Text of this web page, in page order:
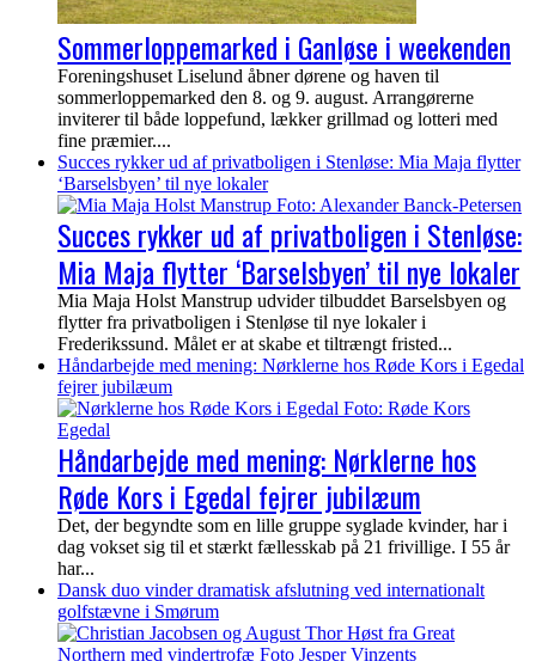
Sommerloppemarked i Ganløse i weekenden
Foreningshuset Liselund åbner dørene og haven til
sommerloppemarked den 8. og 9. august. Arrangørerne
inviterer til både loppefund, lækker grillmad og lotteri med
fine præmier....
Succes rykker ud af privatboligen i Stenløse: Mia Maja flytter
‘Barselsbyen’ til nye lokaler
Succes rykker ud af privatboligen i Stenløse:
Mia Maja flytter ‘Barselsbyen’ til nye lokaler
Mia Maja Holst Manstrup udvider tilbuddet Barselsbyen og
flytter fra privatboligen i Stenløse til nye lokaler i
Frederikssund. Målet er at skabe et tiltrængt fristed...
Håndarbejde med mening: Nørklerne hos Røde Kors i Egedal
fejrer jubilæum
Håndarbejde med mening: Nørklerne hos
Røde Kors i Egedal fejrer jubilæum
Det, der begyndte som en lille gruppe syglade kvinder, har i
dag vokset sig til et stærkt fællesskab på 21 frivillige. I 55 år
har...
Dansk duo vinder dramatisk afslutning ved internationalt
golfstævne i Smørum